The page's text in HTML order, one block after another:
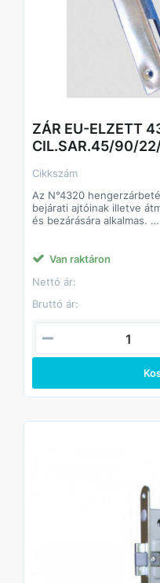
ZÁR EU-ELZETT
CIL.SAR.45/90/
Cikkszám
Az N°4320 hengerzárbetétes bevésőzár lakások, épületek
bejárati ajtóinak illetve átmeneti épületajtók rögzítésére
és bezárására alkalmas.
Műszaki feltételek száma:
Csapda átállítás: az
lepattintjuk, a csapdát a
Ezután a csapdát
keresztül és az átállító gyűrűt visszapattintjuk a
csapdaszárra.
Van raktáron
Nettó ár:
Bruttó ár: